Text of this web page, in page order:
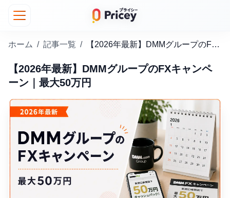
ホーム / 記事一覧 / 【2026年最新】DMMグループのFXキャンペーン｜最大50万円
【2026年最新】DMMグループのFXキャンペ
ーン｜最大50万円